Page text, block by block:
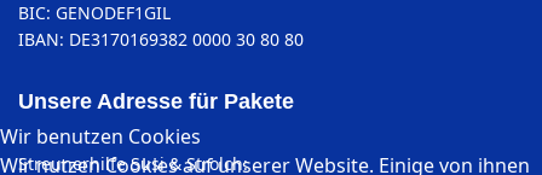
BIC: GENODEF1GIL
IBAN: DE3170169382 0000 30 80 80
Unsere Adresse für Pakete
Streunerhilfe Susi & Strolch:
Wir benutzen Cookies
Wir nutzen Cookies auf unserer Website. Einige von ihnen